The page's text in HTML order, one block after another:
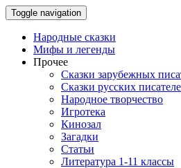
Toggle navigation
Народные сказки
Мифы и легенды
Прочее
Сказки зарубежных
Сказки русских
Народное творчество
Игротека
Кинозал
Загадки
Статьи
Литература 1-11 классы